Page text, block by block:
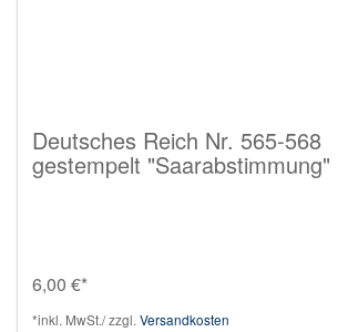
Deutsches Reich Nr. 565-568
gestempelt "Saarabstimmung"
6,00 €*
*inkl. MwSt./ zzgl. Versandkosten